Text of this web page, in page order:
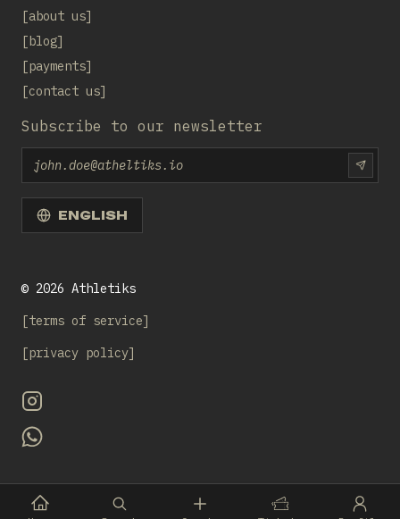
about us
blog
payments
contact us
Subscribe to our newsletter
Email
ENGLISH
© 2026 Athletiks
terms of service
privacy policy